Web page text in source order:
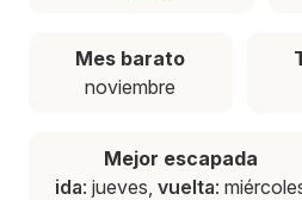
Mes barato
noviembre
Mejor escapada
ida: jueves,vuelta: